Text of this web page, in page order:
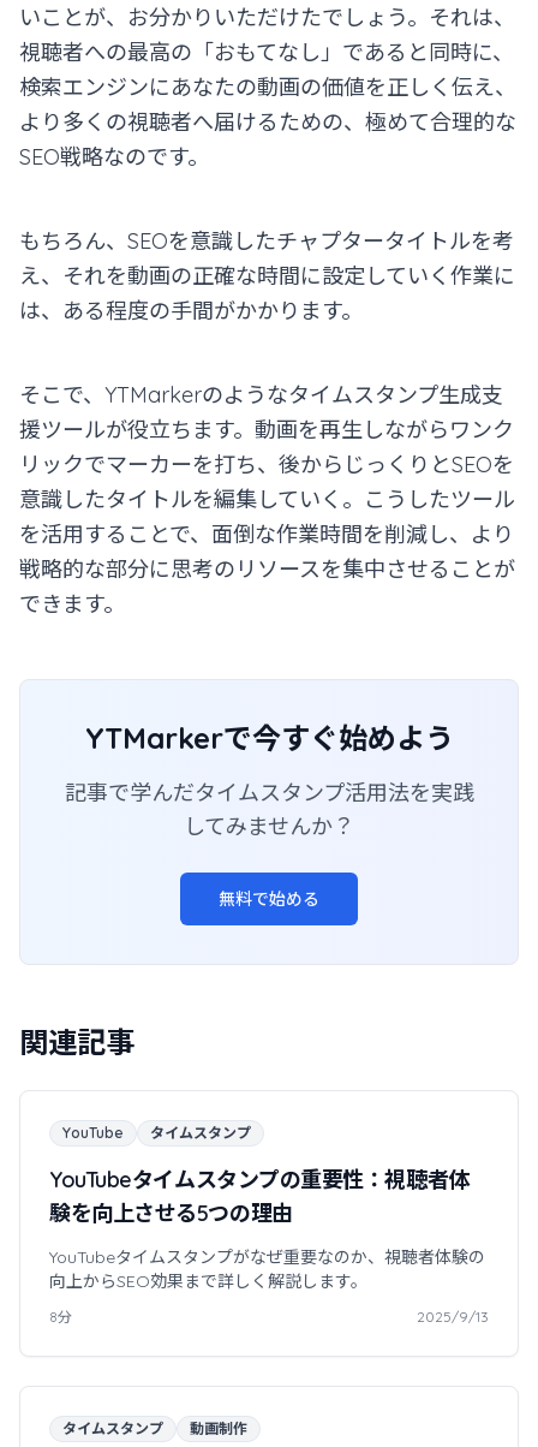
いことが、お分かりいただけたでしょう。それは、
視聴者への最高の「おもてなし」であると同時に、
検索エンジンにあなたの動画の価値を正しく伝え、
より多くの視聴者へ届けるための、極めて合理的な
SEO戦略なのです。
もちろん、SEOを意識したチャプタータイトルを考
え、それを動画の正確な時間に設定していく作業に
は、ある程度の手間がかかります。
そこで、YTMarkerのようなタイムスタンプ生成支
援ツールが役立ちます。動画を再生しながらワンク
リックでマーカーを打ち、後からじっくりとSEOを
意識したタイトルを編集していく。こうしたツール
を活用することで、面倒な作業時間を削減し、より
戦略的な部分に思考のリソースを集中させることが
できます。
YTMarkerで今すぐ始めよう
記事で学んだタイムスタンプ活用法を実践
してみませんか？
無料で始める
関連記事
YouTube タイムスタンプ
YouTubeタイムスタンプの重要性：視聴者体
験を向上させる5つの理由
YouTubeタイムスタンプがなぜ重要なのか、視聴者体験の
向上からSEO効果まで詳しく解説します。
8分 2025/9/13
タイムスタンプ 動画制作